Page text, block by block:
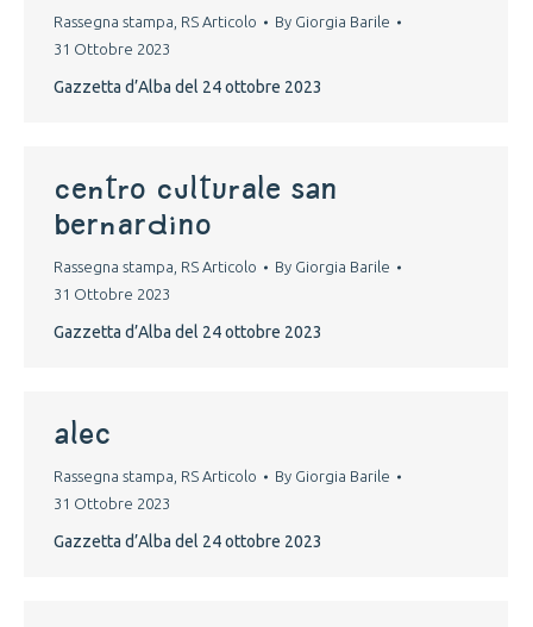
Rassegna stampa RS Articolo By Giorgia Barile
31 Ottobre 2023
Gazzetta d’Alba del 24 ottobre 2023
centro culturale san
bernardino
Rassegna stampa RS Articolo By Giorgia Barile
31 Ottobre 2023
Gazzetta d’Alba del 24 ottobre 2023
alec
Rassegna stampa RS Articolo By Giorgia Barile
31 Ottobre 2023
Gazzetta d’Alba del 24 ottobre 2023